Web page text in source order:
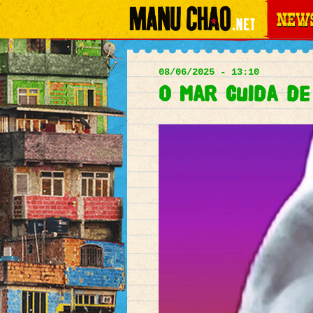
Main
menu
News
08/06/2025 - 13:10
O mar cuida